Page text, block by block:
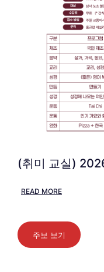
(취미 교실)
READ MORE
주보 보기